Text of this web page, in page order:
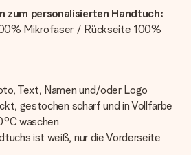
zum personalisierten Handtuch:
Mikrofaser / Rückseite 100%
Text, Namen und/oder Logo
gestochen scharf und in Vollfarbe
waschen
ist weiß, nur die Vorderseite